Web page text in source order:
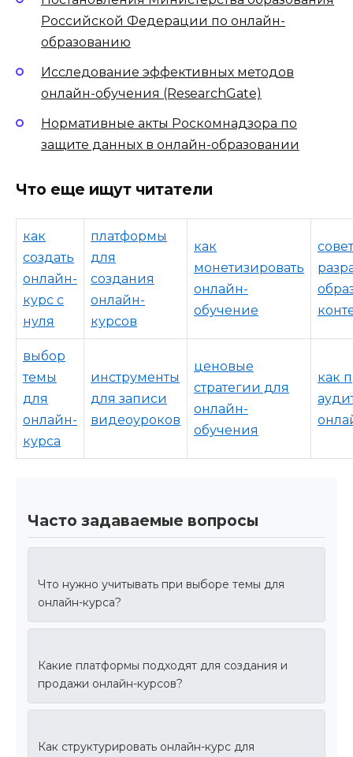
Российской Федерации по онлайн-
образованию
Исследование эффективных методов
онлайн-обучения (ResearchGate)
Нормативные акты Роскомнадзора по
защите данных в онлайн-образовании
Что еще ищут читатели
как
создать
онлайн-
курс с
нуля
платформы
для
создания
онлайн-
курсов
как
монетизировать
онлайн-
обучение
выбор
темы
для
онлайн-
курса
инструменты
для записи
видеоуроков
ценовые
стратегии для
онлайн-
обучения
как
Часто задаваемые вопросы
Что нужно учитывать при выборе темы для
онлайн-курса?
Какие платформы подходят для создания и
продажи онлайн-курсов?
Как структурировать онлайн-курс для